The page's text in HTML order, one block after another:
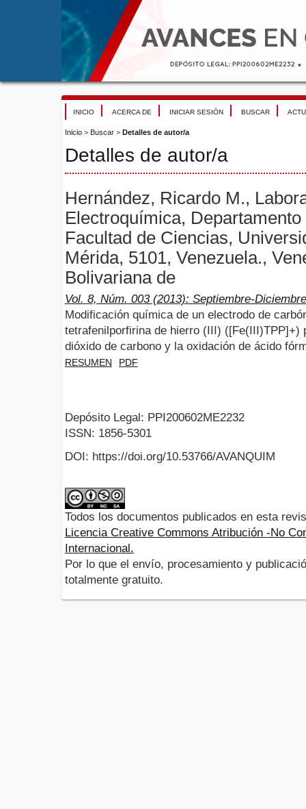
INICIO ACERCA DE INICIAR SESIÓN BUSCAR
Inicio > Buscar > Detalles de autor/a
Detalles de autor/a
Hernández, Ricardo M.,
Electroquímica,
Facultad de Ciencias,
Mérida, 5101, Venezuela.,
Bolivariana de
Vol. 8, Núm. 003 (2013): Septiembre-Diciembre
Modificación química de un electrodo de
tetrafenilporfirina de hierro (III) ([Fe(III)TPP]+)
dióxido de carbono y la oxidación de ácido
RESUMEN PDF
Depósito Legal: PPI200602ME2232
ISSN: 1856-5301
DOI: https://doi.org/10.53766/AVANQUIM
Todos los documentos publicados en esta
Licencia Creative Commons Atribución -No
Internacional.
Por lo que el envío, procesamiento y
totalmente gratuito.